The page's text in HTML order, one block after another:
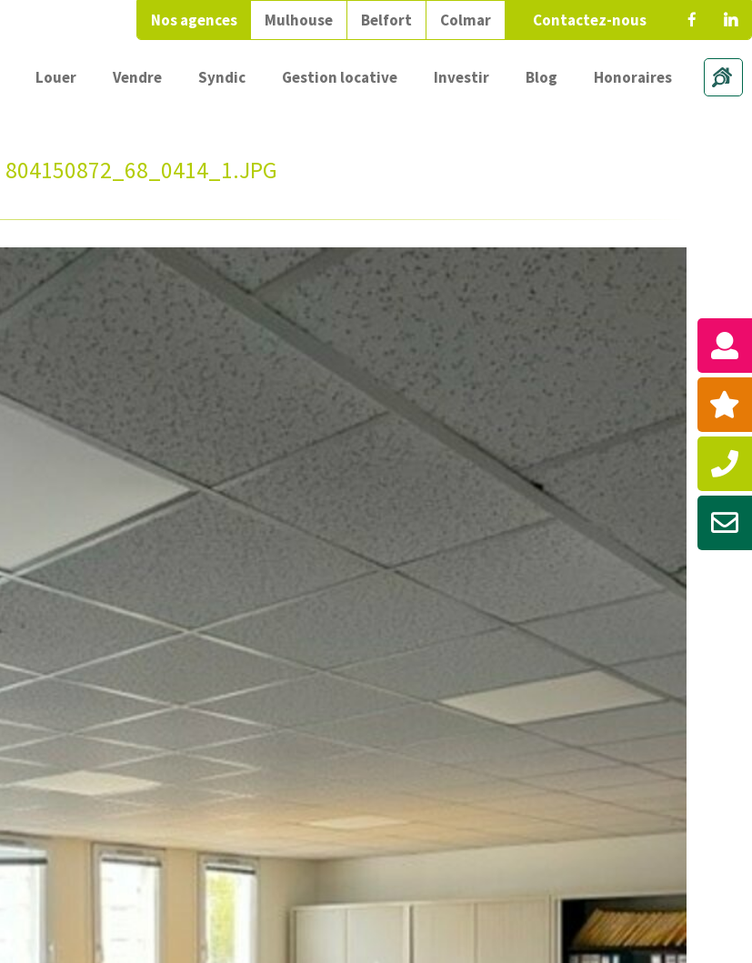
Louer Vendre Syndic Gestion locative Investir Blog Honoraires
Nos agences Mulhouse Belfort Colmar Contactez-nous
804150872_68_0414_1.JPG